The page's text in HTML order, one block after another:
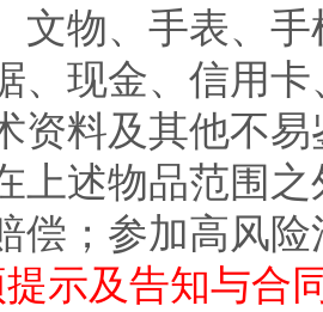
文物、手表、
、现金、信用
资料及其他不
上述物品范围
偿；参加高风
提示及告知与合